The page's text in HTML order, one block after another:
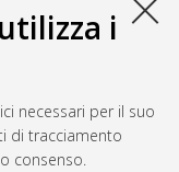
i
necessari per il suo
di tracciamento
consenso.
translation skills :
Bologna, Forli),
Università di
interpretazione e